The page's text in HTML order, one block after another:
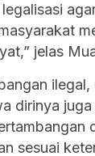
jelas
ilegal,
dirinya
sesuai